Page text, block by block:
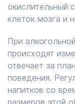
окислительный
клеток мозга и
При
происходят
отвечает за
поведения.
напитков со
размеров этой